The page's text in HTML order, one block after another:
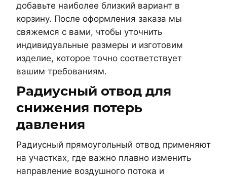
добавьте наиболее близкий вариант в
корзину. После оформления заказа мы
свяжемся с вами, чтобы уточнить
индивидуальные размеры и изготовим
изделие, которое точно соответствует
вашим требованиям.
Радиусный отвод для
снижения потерь
давления
Радиусный прямоугольный отвод применяют
на участках, где важно плавно изменить
направление воздушного потока и